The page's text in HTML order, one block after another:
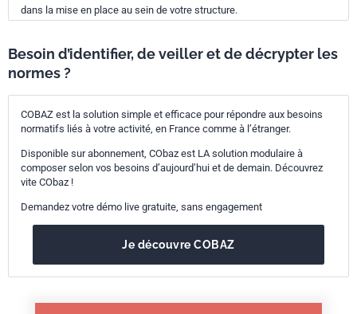
dans la mise en place au sein de votre structure.
Besoin d’identifier, de veiller et de décrypter les
normes ?
COBAZ est la solution simple et efficace pour répondre aux besoins
normatifs liés à votre activité, en France comme à l’étranger.
Disponible sur abonnement, CObaz est LA solution modulaire à
composer selon vos besoins d’aujourd’hui et de demain. Découvrez
vite CObaz !
Demandez votre démo live gratuite, sans engagement
Je découvre COBAZ